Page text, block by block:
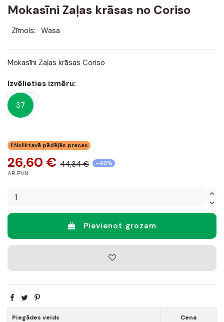
Mokasīni Zaļas krāsas no Coriso
Zīmols: Wasa
Mokasīni Zaļas krāsas Coriso
Izvēlieties izmēru:
37
Noliktavā pēdējās preces
26,60 € 44,34 € -40%
AR PVN
Pievienot grozam
Piegādes veids Cena